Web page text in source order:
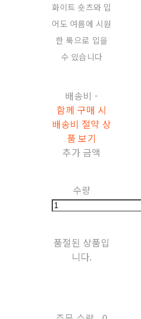
화이트 숏츠와 입
어도 여름에 시원
한 룩으로 입을
수 있습니다
배송비 -
함께 구매 시
배송비 절약 상
품 보기
추가 금액
수량
품절된 상품입
니다.